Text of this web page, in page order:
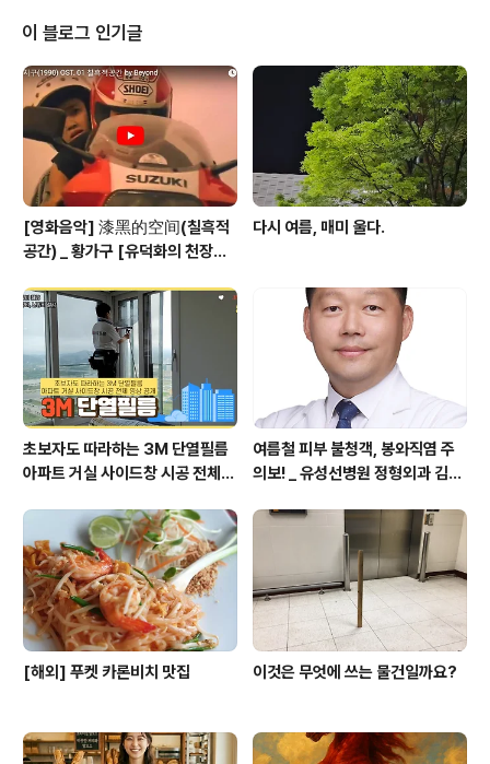
이 블로그 인기글
[영화음악] 漆黑的空间(칠흑적
공간) _ 황가구 [유덕화의 천장지
다시 여름, 매미 울다.
초보자도 따라하는 3M 단열필름
아파트 거실 사이드창 시공 전체
여름철 피부 불청객, 봉와직염 주
의보! _ 유성선병원 정형외과 김의
[해외] 푸켓 카론비치 맛집 이것은 무엇에 쓰는 물건일까요?